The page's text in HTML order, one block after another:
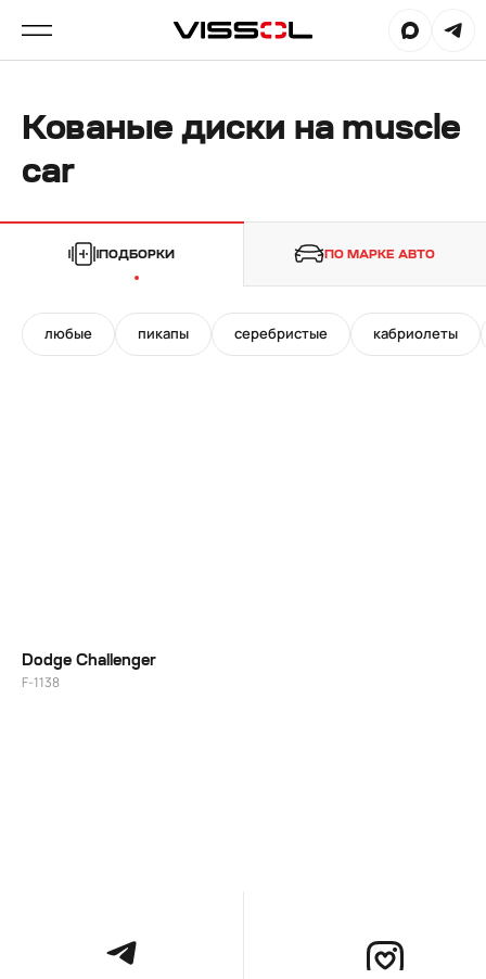
Кованые диски на muscle
car
ПОДБОРКИ ПО МАРКЕ АВТО
любые пикапы серебристые кабриолеты
Dodge Challenger
F-1138